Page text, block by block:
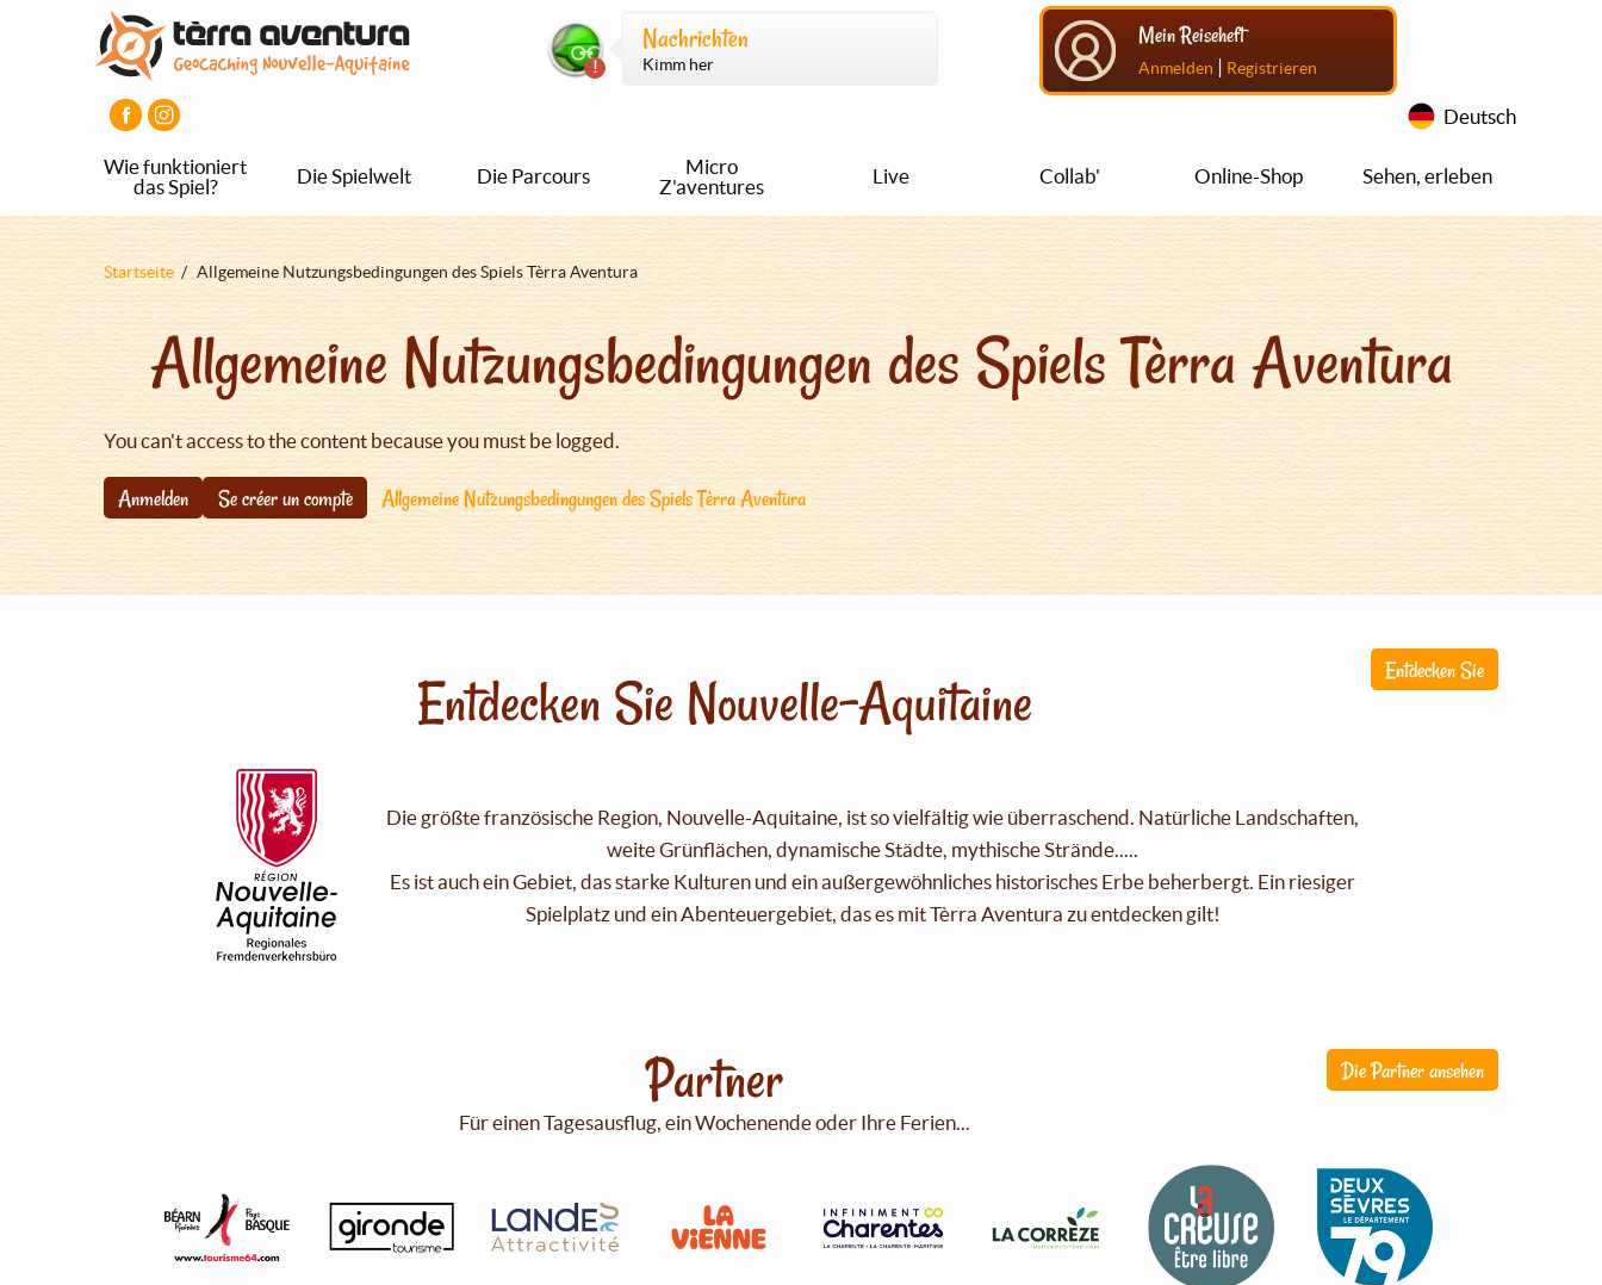
Nachrichten
Kimm her
Mein Reiseheft
Anmelden | Registrieren
Deutsch
Wie funktioniert
das Spiel?
Die Spielwelt Die Parcours
Micro
Z'aventures
Live Collab' Online-Shop Sehen, erleben
Pfadnavigation
Startseite Allgemeine Nutzungsbedingungen des Spiels Tèrra Aventura
Allgemeine Nutzungsbedingungen des Spiels Tèrra Aventura
You can't access to the content because you must be logged.
Anmelden Se créer un compte Allgemeine Nutzungsbedingungen des Spiels Tèrra Aventura
Entdecken Sie
Entdecken Sie Nouvelle-Aquitaine
Die größte französische Region, Nouvelle-Aquitaine, ist so vielfältig wie überraschend. Natürliche Landschaften,
weite Grünflächen, dynamische Städte, mythische Strände.....
Es ist auch ein Gebiet, das starke Kulturen und ein außergewöhnliches historisches Erbe beherbergt. Ein riesiger
Spielplatz und ein Abenteuergebiet, das es mit Tèrra Aventura zu entdecken gilt!
Die Partner ansehen
Partner
Für einen Tagesausflug, ein Wochenende oder Ihre Ferien...